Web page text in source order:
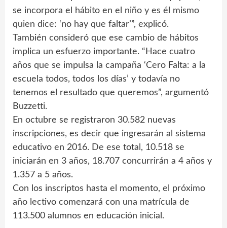
se incorpora el hábito en el niño y es él mismo
quien dice: ‘no hay que faltar’”, explicó.
También consideró que ese cambio de hábitos
implica un esfuerzo importante. “Hace cuatro
años que se impulsa la campaña ‘Cero Falta: a la
escuela todos, todos los días’ y todavía no
tenemos el resultado que queremos”, argumentó
Buzzetti.
En octubre se registraron 30.582 nuevas
inscripciones, es decir que ingresarán al sistema
educativo en 2016. De ese total, 10.518 se
iniciarán en 3 años, 18.707 concurrirán a 4 años y
1.357 a 5 años.
Con los inscriptos hasta el momento, el próximo
año lectivo comenzará con una matrícula de
113.500 alumnos en educación inicial.